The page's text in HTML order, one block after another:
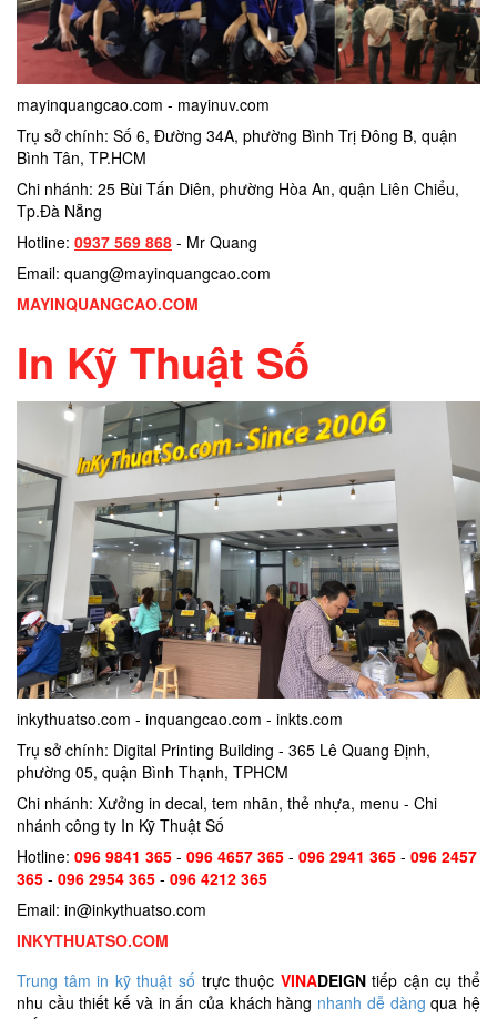
mayinquangcao.com - mayinuv.com
Trụ sở chính: Số 6, Đường 34A, phường Bình Trị Đông B, quận
Bình Tân, TP.HCM
Chi nhánh: 25 Bùi Tấn Diên, phường Hòa An, quận Liên Chiểu,
Tp.Đà Nẵng
Hotline: 0937 569 868 - Mr Quang
Email: quang@mayinquangcao.com
MAYINQUANGCAO.COM
In Kỹ Thuật Số
inkythuatso.com - inquangcao.com - inkts.com
Trụ sở chính: Digital Printing Building - 365 Lê Quang Định,
phường 05, quận Bình Thạnh, TPHCM
Chi nhánh: Xưởng in decal, tem nhãn, thẻ nhựa, menu - Chi
nhánh công ty In Kỹ Thuật Số
Hotline: 096 9841 365 - 096 4657 365 - 096 2941 365 - 096 2457
365 - 096 2954 365 - 096 4212 365
Email: in@inkythuatso.com
INKYTHUATSO.COM
Trung tâm in kỹ thuật số trực thuộc VINADEIGNtiếp cận cụ thể
nhu cầu thiết kế và in ấn của khách hàng nhanh dễ dàng qua hệ